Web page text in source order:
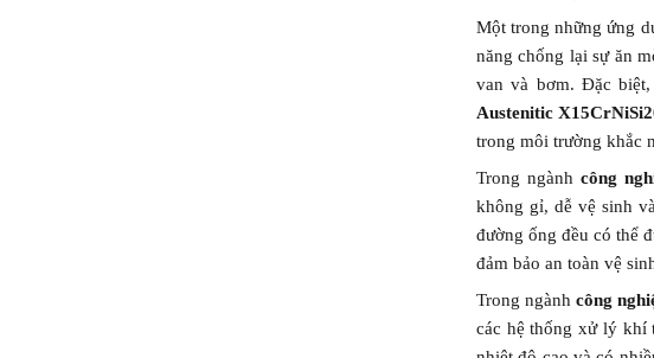
Một trong những ứng
năng chống lại sự ăn
van và bơm. Đặc
Austenitic
trong môi trường khắc
Trong ngành công
không gỉ, dễ vệ sinh
đường ống đều có thể
đảm bảo an toàn vệ
Trong ngànhcông
các hệ thống xử lý khí